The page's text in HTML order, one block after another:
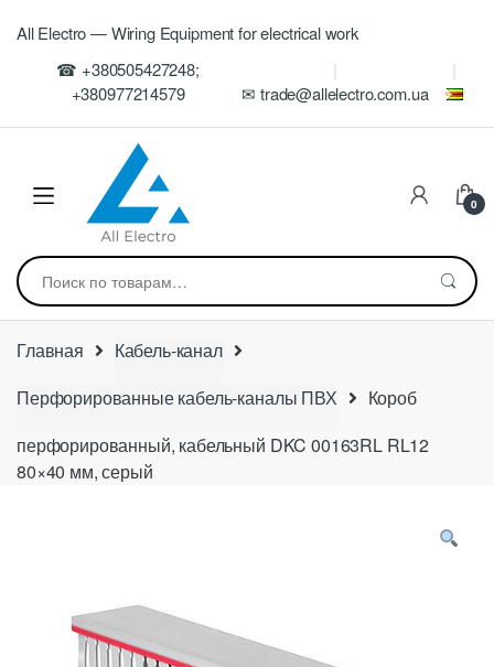
navigation
All Electro — Wiring Equipment for electrical work
☎ +380505427248;
+380977214579
✉ trade@allelectro.com.ua
0
Искать:
Главная
Кабель-канал
Перфорированные кабель-каналы ПВХ
Короб
перфорированный, кабельный DKC 00163RL RL12
80×40 мм, серый